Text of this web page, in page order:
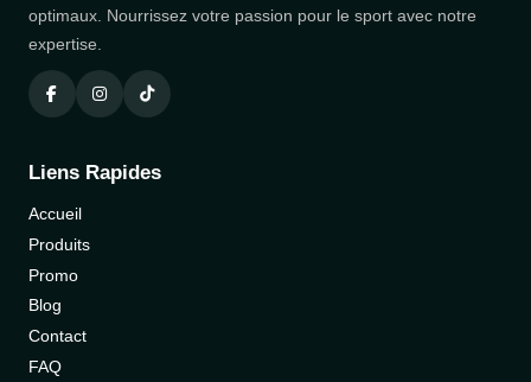
optimaux. Nourrissez votre passion pour le sport avec notre
expertise.
Liens Rapides
Accueil
Produits
Promo
Blog
Contact
FAQ